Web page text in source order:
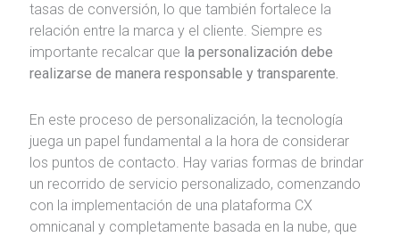
tasas de conversión, lo que también fortalece la
relación entre la marca y el cliente. Siempre es
importante recalcar que la personalización debe
realizarse de manera responsable y transparente.
En este proceso de personalización, la tecnología
juega un papel fundamental a la hora de considerar
los puntos de contacto. Hay varias formas de brindar
un recorrido de servicio personalizado, comenzando
con la implementación de una plataforma CX
omnicanal y completamente basada en la nube, que